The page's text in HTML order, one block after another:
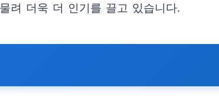
려 더욱 더 인기를 끌고 있습니다.